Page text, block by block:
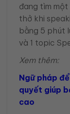
đang tìm
thở khi
bằng 5 phút
và 1 topic
Xem thêm:
Ngữ pháp
quyết giúp
cao